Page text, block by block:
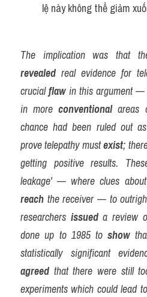
lệ này không thể giảm
revealed real evidence for
crucial flaw in this argument —
in more conventional areas
chance had been ruled out
prove telepathy must exist;
getting positive results.
reach the receiver — to
researchers issued a review
done up to 1985 to show
agreed that there were still